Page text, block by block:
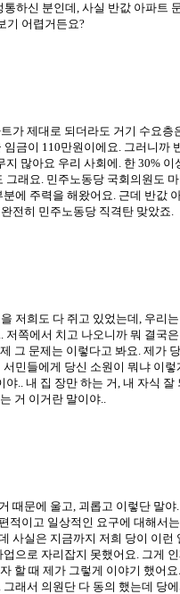
하신 분인데, 사실 반값 아파트
기 어렵거든요?
가 제대로 되더라도 거기 수요층
금이 110만원이에요. 그러니까
많아요 우리 사회에. 한 30% 이
그래요. 민주노동당 국회의원도
에 주력을 해왔어요. 근데 반값
전히 민주노동당 직격탄 맞았죠.
저희도 다 쥐고 있었는데, 우리
저쪽에서 치고 나오니까 뭐 결국
그 문제는 이렇다고 봐요. 제가
민들에게 당신 소원이 뭐냐 이렇
.. 내 집 장만 하는 거, 내 자식 잘
거 이거란 말이야..
때문에 울고, 괴롭고 이렇단 말야
적이고 일상적인 요구에 대해서
사실은 지금까지 저희 당이 이런
으로 자리잡지 못했어요. 그게
할 때 제가 그렇게 이야기 했어
래서 의원단 다 동의 했는데 당